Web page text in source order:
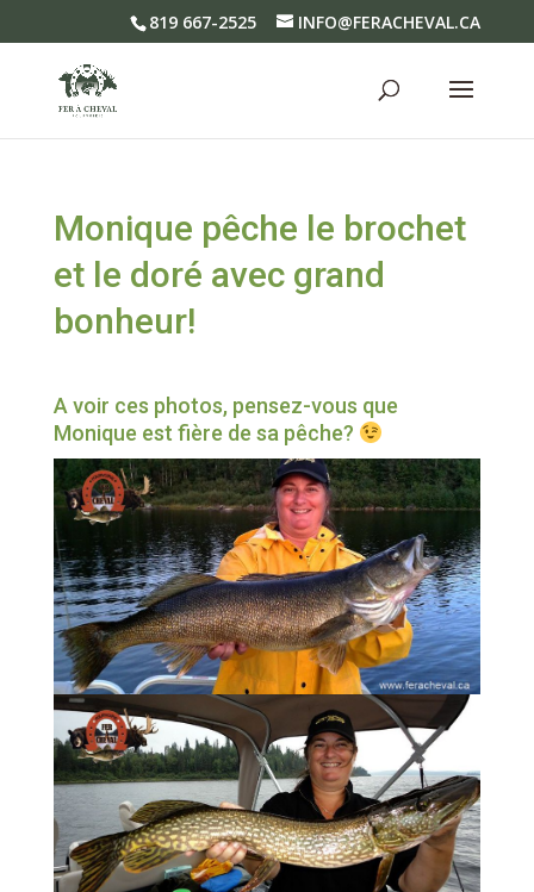
819 667-2525 INFO@FERACHEVAL.CA
Monique pêche le brochet
et le doré avec grand
bonheur!
A voir ces photos, pensez-vous que
Monique est fière de sa pêche?